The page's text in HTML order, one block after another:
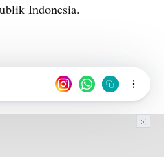
Indonesia.
Kemnaker